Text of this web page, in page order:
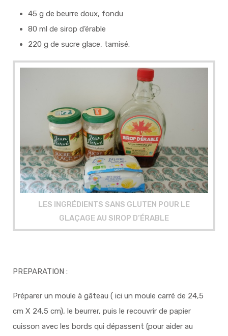
45 g de beurre doux, fondu
80 ml de sirop d’érable
220 g de sucre glace, tamisé.
LES INGRÉDIENTS SANS GLUTEN POUR LE
GLAÇAGE AU SIROP D’ÉRABLE
PREPARATION :
Préparer un moule à gâteau ( ici un moule carré de 24,5
cm X 24,5 cm), le beurrer, puis le recouvrir de papier
cuisson avec les bords qui dépassent (pour aider au